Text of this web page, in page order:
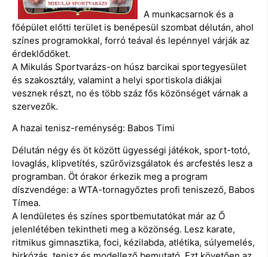
A munkacsarnok és a
főépület előtti terület is benépesül szombat délután, ahol
színes programokkal, forró teával és lepénnyel várják az
érdeklődőket.
A Mikulás Sportvarázs-on húsz barcikai sportegyesület
és szakosztály, valamint a helyi sportiskola diákjai
vesznek részt, no és több száz fős közönséget várnak a
szervezők.
A hazai tenisz-reménység: Babos Timi
Délután négy és öt között ügyességi játékok, sport-totó,
lovaglás, klipvetítés, szűrővizsgálatok és arcfestés lesz a
programban. Öt órakor érkezik meg a program
díszvendége: a WTA-tornagyőztes profi teniszező, Babos
Tímea.
A lendületes és színes sportbemutatókat már az Ő
jelenlétében tekintheti meg a közönség. Lesz karate,
ritmikus gimnasztika, foci, kézilabda, atlétika, súlyemelés,